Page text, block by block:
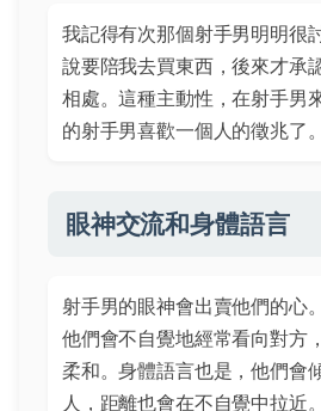
我記得有次那個射手男明明很
說要陪我去買東西，後來才承
相處。這種主動性，在射手男
的射手男喜歡一個人的徵兆了。
眼神交流和身體語言
射手男的眼神會出賣他們的心
他們會不自覺地經常看向對方
柔和。身體語言也是，他們會
人，距離也會在不自覺中拉近。